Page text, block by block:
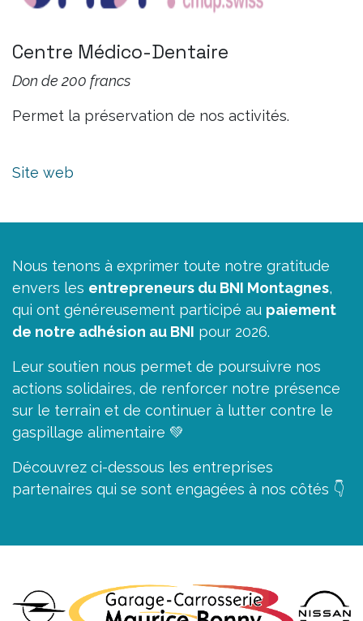
Centre Médico-Dentaire
Don de 200 francs
Permet la préservation de nos activités.
Site web
Nous tenons à exprimer toute notre gratitude
envers les entrepreneurs du BNI Montagnes,
qui ont généreusement participé au paiement
de notre adhésion au BNI pour 2026.
Leur soutien nous permet de poursuivre nos
actions solidaires, de renforcer notre présence
sur le terrain et de continuer à lutter contre le
gaspillage alimentaire 💚
Découvrez ci-dessous les entreprises
partenaires qui se sont engagées à nos côtés 👇